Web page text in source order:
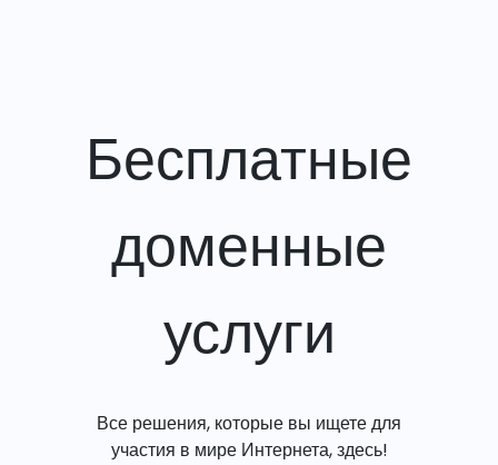
Бесплатные
доменные
услуги
Все решения, которые вы ищете для
участия в мире Интернета, здесь!